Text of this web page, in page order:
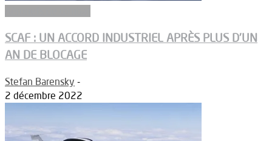
SCAF : UN ACCORD INDUSTRIEL APRÈS PLUS D’UN
AN DE BLOCAGE
Stefan Barensky -
2 décembre 2022